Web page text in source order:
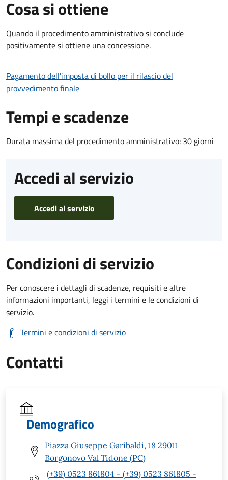
Cosa si ottiene
Quando il procedimento amministrativo si conclude
positivamente si ottiene una concessione.
Pagamento dell'imposta di bollo per il rilascio del
provvedimento finale
Tempi e scadenze
Durata massima del procedimento amministrativo: 30 giorni
Accedi al servizio
Accedi al servizio
Condizioni di servizio
Per conoscere i dettagli di scadenze, requisiti e altre
informazioni importanti, leggi i termini e le condizioni di
servizio.
Termini e condizioni di servizio
Contatti
Demografico
Piazza Giuseppe Garibaldi, 18 29011
Borgonovo Val Tidone (PC)
(+39) 0523 861804 - (+39) 0523 861805 -